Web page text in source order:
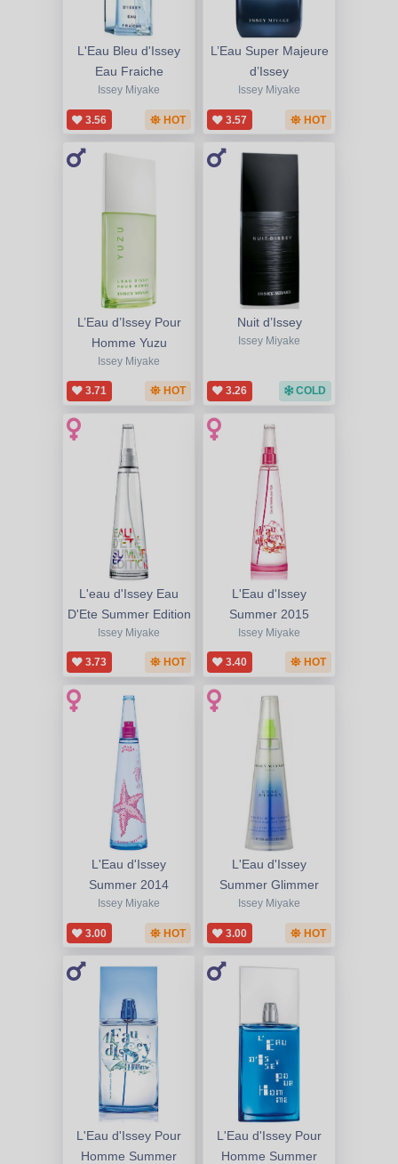
L'Eau Bleu d'Issey
Eau Fraiche
Issey Miyake
3.56 HOT
L’Eau Super Majeure
d’Issey
Issey Miyake
3.57 HOT
L’Eau d’Issey Pour
Homme Yuzu
Issey Miyake
3.71 HOT
Nuit d’Issey
Issey Miyake
3.26 COLD
L'eau d'Issey Eau
D'Ete Summer Edition
Issey Miyake
3.73 HOT
L'Eau d'Issey
Summer 2015
Issey Miyake
3.40 HOT
L'Eau d'Issey
Summer 2014
Issey Miyake
3.00 HOT
L'Eau d'Issey
Summer Glimmer
Issey Miyake
3.00 HOT
L'Eau d'Issey Pour
Homme Summer
L'Eau d'Issey Pour
Homme Summer